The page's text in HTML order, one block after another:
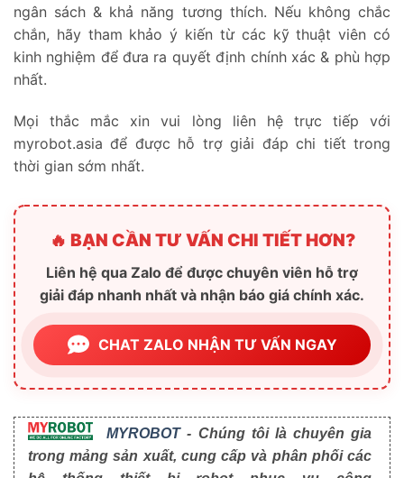
ngân sách & khả năng tương thích. Nếu không chắc
chắn, hãy tham khảo ý kiến từ các kỹ thuật viên có
kinh nghiệm để đưa ra quyết định chính xác & phù hợp
nhất.
Mọi thắc mắc xin vui lòng liên hệ trực tiếp với
myrobot.asia để được hỗ trợ giải đáp chi tiết trong
thời gian sớm nhất.
🔥 BẠN CẦN TƯ VẤN CHI TIẾT HƠN?
Liên hệ qua Zalo để được chuyên viên hỗ trợ
giải đáp nhanh nhất và nhận báo giá chính xác.
CHAT ZALO NHẬN TƯ VẤN NGAY
MYROBOT- Chúng tôi là chuyên gia
trong mảng sản xuất, cung cấp và phân phối các